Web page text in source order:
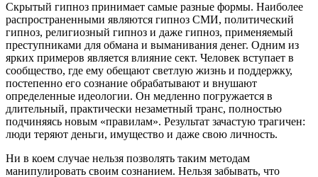
Скрытый гипноз принимает самые разные формы. Наиболее
распространенными являются гипноз СМИ, политический
гипноз, религиозный гипноз и даже гипноз, применяемый
преступниками для обмана и выманивания денег. Одним из
ярких примеров является влияние сект. Человек вступает в
сообщество, где ему обещают светлую жизнь и поддержку,
постепенно его сознание обрабатывают и внушают
определенные идеологии. Он медленно погружается в
длительный, практически незаметный транс, полностью
подчиняясь новым «правилам». Результат зачастую трагичен:
люди теряют деньги, имущество и даже свою личность.
Ни в коем случае нельзя позволять таким методам
манипулировать своим сознанием. Нельзя забывать, что